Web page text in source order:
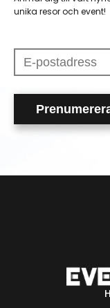
unika resor och event!
Please
leave
this
field
empty.